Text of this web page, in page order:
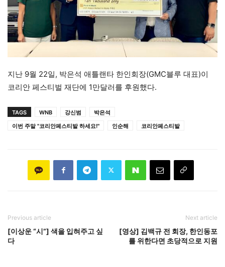
지난 9월 22일, 박은석 애틀랜타 한인회장(GMC블루 대표)이
코리안 페스티벌 재단에 1만달러를 후원했다.
TAGS WNB 강신범
박은석
이번 주말 "코리안페스티발 하세요!"
인순해 코리안페스티발
Previous article
[이상운 “시”] 색을 입혀주고 싶
다
Next article
[영상] 김백규 전 회장, 한인동포
를 위한다면 초당적으로 지원